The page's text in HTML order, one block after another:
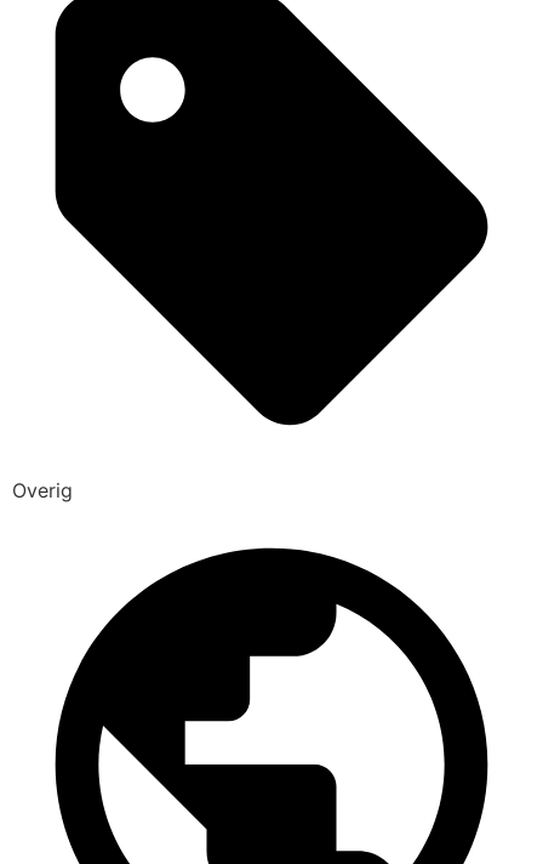
Overig